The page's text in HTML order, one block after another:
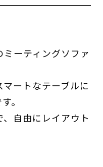
ーティングソファ
ートなテーブルに
。
自由にレイアウト